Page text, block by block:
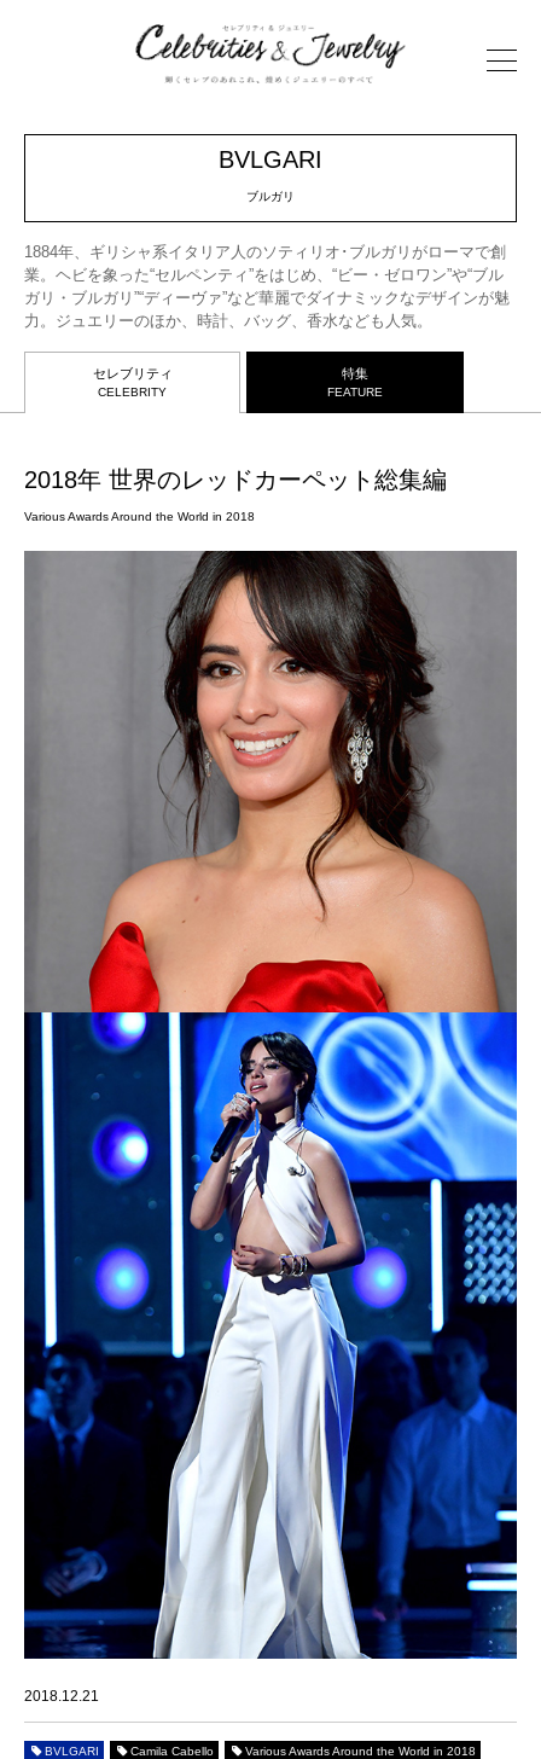
BVLGARI
ブルガリ
1884年、ギリシャ系イタリア人のソティリオ･ブルガリがローマで創
業。ヘビを象った“セルペンティ”をはじめ、“ビー・ゼロワン”や“ブル
ガリ・ブルガリ”“ディーヴァ”など華麗でダイナミックなデザインが魅
力。ジュエリーのほか、時計、バッグ、香水なども人気。
セレブリティ
CELEBRITY
特集
FEATURE
2018年 世界のレッドカーペット総集編
Various Awards Around the World in 2018
2018.12.21
BVLGARI Camila Cabello Various Awards Around the World in 2018